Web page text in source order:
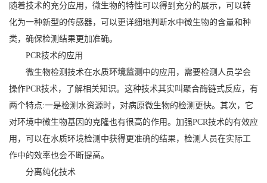
随着技术的充分应用，微生物的特性可以得到充分的展示，可以转
化为一种新型的传感器，可以更详细地判断水中微生物的含量和种
类，确保检测结果更加准确。
PCR技术的应用
微生物检测技术在水质环境监测 中的应用，需要检测人员学会
操作PCR技术，了解相关知识。这种技术其实叫聚合酶链式反应，有
两个特点:一是检测水资源时，对病原微生物的检测更快。其次，它
对环境中微生物基因的克隆也有很高的作用。加强PCR技术的有效应
用，可以在水质环境检测中获得更准确的结果，检测人员在实际工
作中的效率也会不断提高。
分离纯化技术